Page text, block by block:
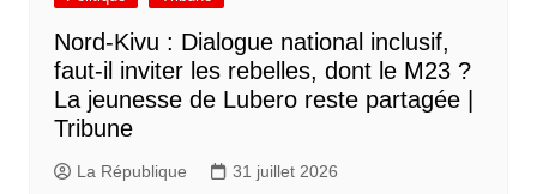
Nord-Kivu : Dialogue national inclusif,
faut-il inviter les rebelles, dont le M23 ?
La jeunesse de Lubero reste partagée |
Tribune
La République 31 juillet 2026